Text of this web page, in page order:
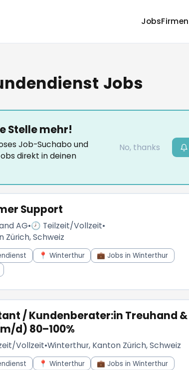
JobsFirmen
Kundendienst Jobs
Stelle mehr!
Job-Suchabo und
direkt in deinen
No, thanks
Support
AG•🕗 Teilzeit/Vollzeit•
Zürich, Schweiz
📍 Winterthur
💼 Jobs in Winterthur
/ Kundenberater:in Treuhand &
d) 80–100%
Vollzeit•Winterthur, Kanton Zürich, Schweiz
📍 Winterthur
💼 Jobs in Winterthur